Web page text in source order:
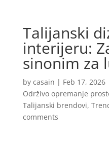
Talijanski
interijeru:
sinonim za
by casain | Feb 17, 2026
Održivo opremanje
Talijanski brendovi,
comments